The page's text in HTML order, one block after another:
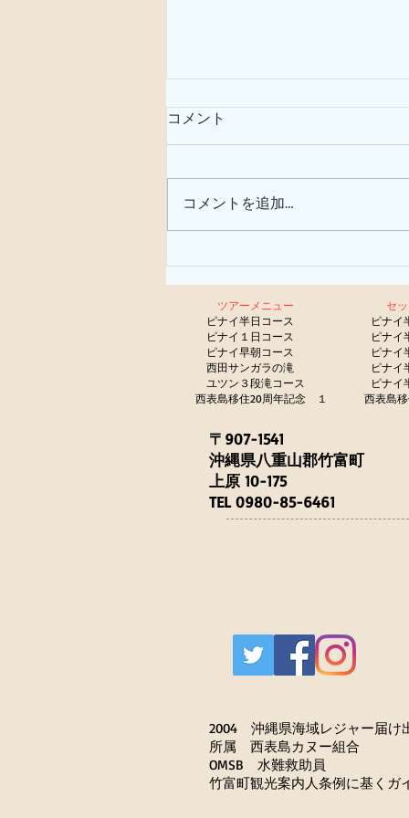
サガリバナ
コメント
コメントを追加…
ツアーメニュー
セ
ピナイ半日コース
ピナイ
ピナイ１日コース
ピナイ
ピナイ早朝コース
ピナイ
西田サンガラの滝
ピナイ
ユツン３段滝コース
ピナイ
西表島移住20周年記念 １ 西表島
〒907-1541
沖縄県八重山郡竹富町
上原 10-175
TEL 0980-85-6461
2004 沖縄県海域レジャー届け
所属 西表島カヌー組合
OMSB 水難救助員
竹富町観光案内人条例に基くガ